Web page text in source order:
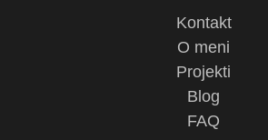
Kontakt
O meni
Projekti
Blog
FAQ